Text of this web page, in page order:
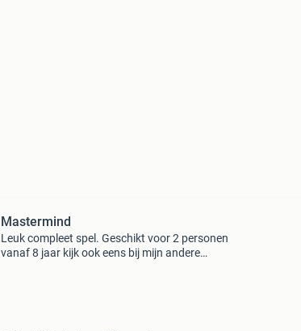
Mastermind
Leuk compleet spel. Geschikt voor 2 personen
vanaf 8 jaar kijk ook eens bij mijn andere